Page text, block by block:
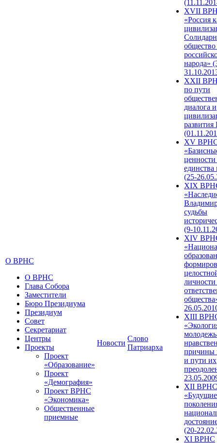
О ВРНС
О ВРНС
Глава Собора
Заместители
Бюро Президиума
Президиум
Совет
Секретариат
Центры
Проекты
Проект
«Образование»
Проект
«Демография»
Проект ВРНС
«Экономика»
Общественные
приемные
Новости
Слово
Патриарха
XVII
«Россия
народа»
XXII
по пути
диалога и
развития
XV
единства
(25-
XIX
судьбы
(9-
XIV
XIII
причины
и пути их
XII ВРНС
«Будущие
(20-
XI ВРНС